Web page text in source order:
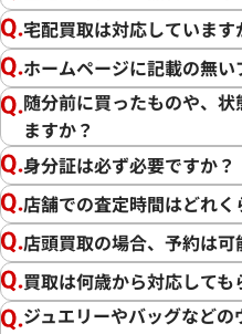
この度は「おたからや」をご
ざいました。また、お客様の
だけた形でご売却いただけま
私たちの目標は、常にお客様
することです。そのためには
握し、お客様に最適な価格を
社では、ブランド品の状態や
宅配買取は対応しています
ホームページに記載の無
随分前に買ったものや、
ますか？
身分証は必ず必要ですか？
店舗での査定時間はどれく
店頭買取の場合、予約は可
買取は何歳から対応しても
ジュエリーやバッグなど